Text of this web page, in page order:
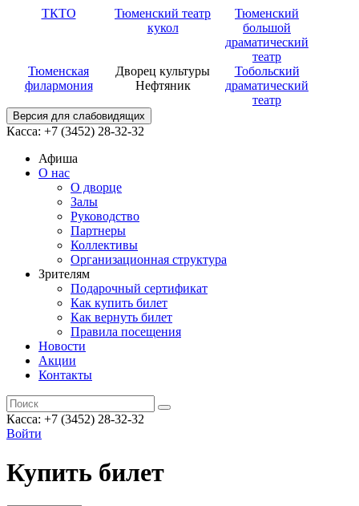
ТКТО
Тюменский театр
кукол
Тюменский
большой
драматический
театр
Тюменская
филармония
Дворец культуры
Нефтяник
Тобольский
драматический
театр
Версия для слабовидящих
Касса: +7 (3452) 28-32-32
Афиша
О нас
О дворце
Залы
Руководство
Партнеры
Коллективы
Организационная структура
Зрителям
Подарочный сертификат
Как купить билет
Как вернуть билет
Правила посещения
Новости
Акции
Контакты
Касса: +7 (3452) 28-32-32
Войти
Купить билет